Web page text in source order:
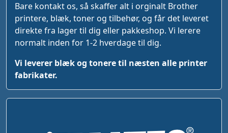
Bare kontakt os, så skaffer alt i orginalt Brother
printere, blæk, toner og tilbehør, og får det leveret
direkte fra lager til dig eller pakkeshop. Vi lerere
normalt inden for 1-2 hverdage til dig.
Vi leverer blæk og tonere til næsten alle printer
fabrikater.